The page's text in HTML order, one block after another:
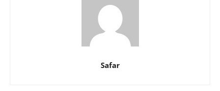
Safar